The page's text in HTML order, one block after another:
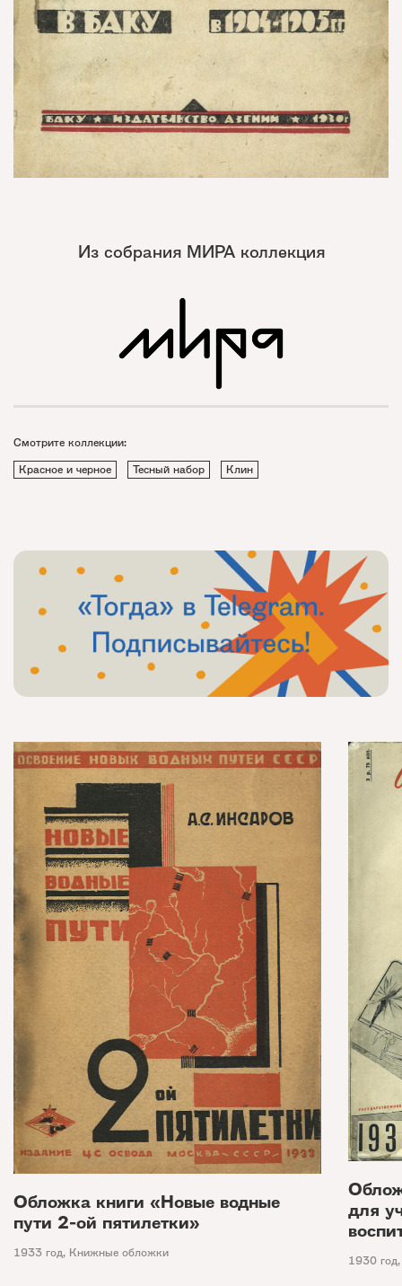
Из собрания МИРА коллекция
Смотрите коллекции:
Красное и черное
Тесный набор Клин
Обложка книги «Новые водные
пути 2-ой пятилетки»
1933 год, Книжные обложки
для
1930 год